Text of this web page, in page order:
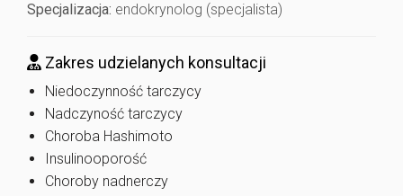
Specjalizacja: endokrynolog (specjalista)
Zakres udzielanych konsultacji
Niedoczynność tarczycy
Nadczyność tarczycy
Choroba Hashimoto
Insulinooporość
Choroby nadnerczy